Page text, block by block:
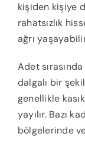
kişiden kişiye
rahatsızlık
ağrı
Adet
dalgalı bir
genellikle
yayılır. Bazı
bölgelerinde